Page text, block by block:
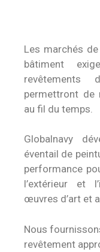
Les marchés
bâtiment
revêtements
permettront de
au fil du temps.
Globalnavy
éventail de
performance
l’extérieur et
œuvres d’art et
Nous
revêtement